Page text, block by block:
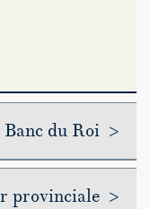
du Roi >
provinciale >